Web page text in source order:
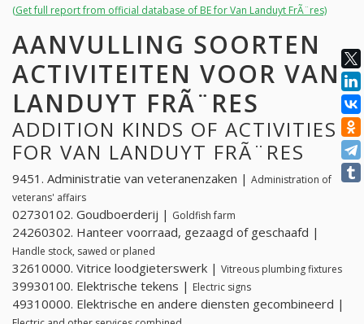
(Get full report from official database of BE for Van Landuyt FrÃ¨res)
AANVULLING SOORTEN
ACTIVITEITEN VOOR VAN
LANDUYT FRÃ¨RES
ADDITION KINDS OF ACTIVITIES
FOR VAN LANDUYT FRÃ¨RES
9451. Administratie van veteranenzaken | Administration of
veterans' affairs
02730102. Goudboerderij | Goldfish farm
24260302. Hanteer voorraad, gezaagd of geschaafd |
Handle stock, sawed or planed
32610000. Vitrice loodgieterswerk | Vitreous plumbing fixtures
39930100. Elektrische tekens | Electric signs
49310000. Elektrische en andere diensten gecombineerd |